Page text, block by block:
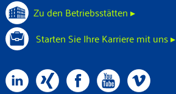
Zu den Betriebsstätten ▸
Starten Sie Ihre Karriere mit uns ▸